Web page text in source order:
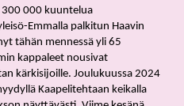
000 kuuntelua
Emmalla palkitun Haavin
tähän mennessä yli 65
kappaleet nousivat
kärkisijoille. Joulukuussa 2024
Kaapelitehtaan keikalla